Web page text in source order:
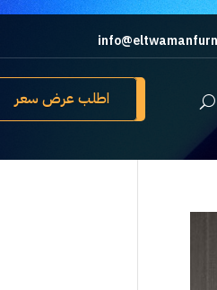
اطلب عرض سعر